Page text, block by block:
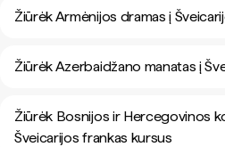
Žiūrėk Armėnijos dramas į
Žiūrėk Azerbaidžano manatas į
Žiūrėk Bosnijos ir Hercegovinos
Šveicarijos frankas kursus